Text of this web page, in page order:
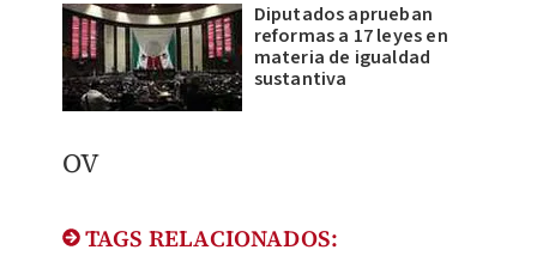
Diputados aprueban
reformas a 17 leyes en
materia de igualdad
sustantiva
OV
TAGS RELACIONADOS: